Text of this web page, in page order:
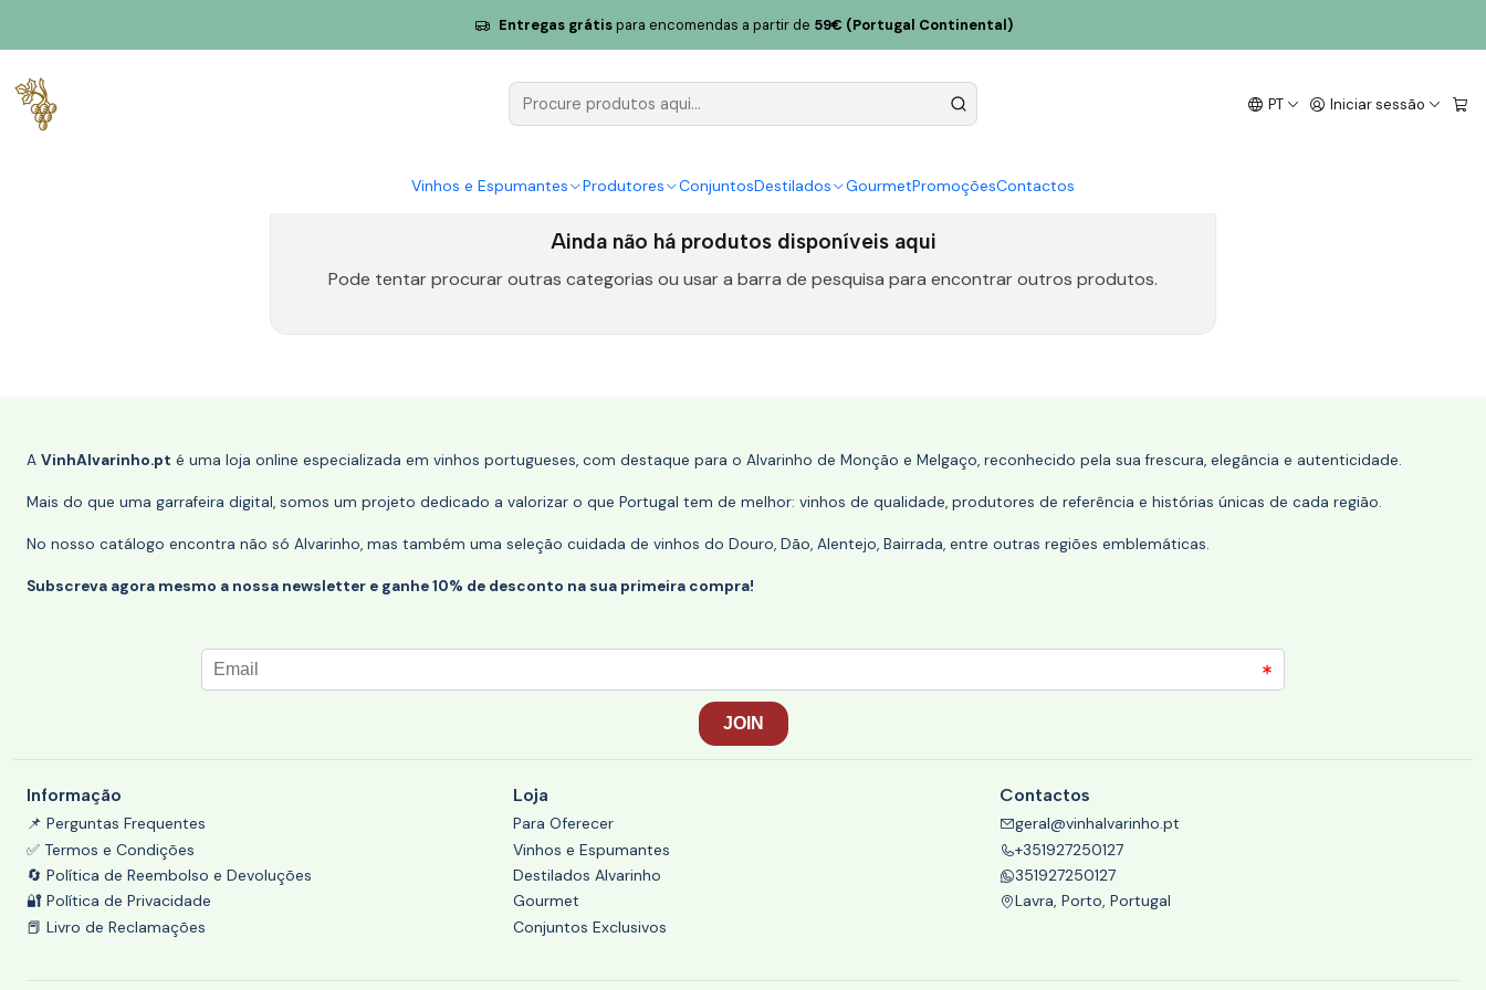
PT Iniciar sessão
Vinhos e Espumantes Produtores ConjuntosDestilados GourmetPromoçõesContactos
Entregas grátispara encomendas a partir de 59€ (Portugal Continental)
Poças
Ainda não há produtos disponíveis aqui
Pode tentar procurar outras categorias ou usar a barra de pesquisa para encontrar outros produtos.
A VinhAlvarinho.pt é uma loja online especializada em vinhos portugueses, com destaque para o Alvarinho de Monção e Melgaço, reconhecido pela sua frescura, elegância e autenticidade.
Mais do que uma garrafeira digital, somos um projeto dedicado a valorizar o que Portugal tem de melhor: vinhos de qualidade, produtores de referência e histórias únicas de cada região.
No nosso catálogo encontra não só Alvarinho, mas também uma seleção cuidada de vinhos do Douro, Dão, Alentejo, Bairrada, entre outras regiões emblemáticas.
Subscreva agora mesmo a nossa newsletter e ganhe 10% de desconto na sua primeira compra!
Informação
📌 Perguntas Frequentes
✅ Termos e Condições
🔄 Política de Reembolso e Devoluções
🔐 Política de Privacidade
📕 Livro de Reclamações
Loja
Para Oferecer
Vinhos e Espumantes
Destilados Alvarinho
Gourmet
Conjuntos Exclusivos
Contactos
geral@vinhalvarinho.pt
+351927250127
351927250127
Lavra, Porto, Portugal